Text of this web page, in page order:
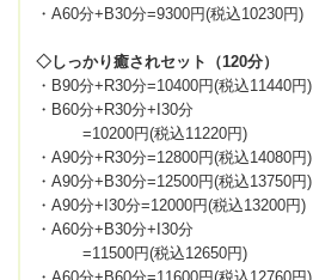
・A60分+B30分=9300円(税込10230円)
◇しっかり癒されセット（120分）
・B90分+R30分=10400円(税込11440円)
・B60分+R30分+I30分
=10200円(税込11220円)
・A90分+R30分=12800円(税込14080円)
・A90分+B30分=12500円(税込13750円)
・A90分+I30分=12000円(税込13200円)
・A60分+B30分+I30分
=11500円(税込12650円)